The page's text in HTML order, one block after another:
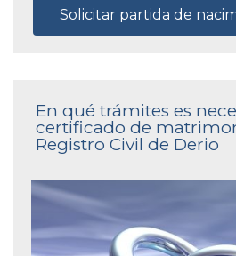
Solicitar partida de
En qué trámites es
certificado de
Registro Civil de Derio